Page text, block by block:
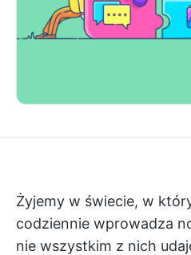
Żyjemy w świecie, w
codziennie wprowadza
nie wszystkim z nich